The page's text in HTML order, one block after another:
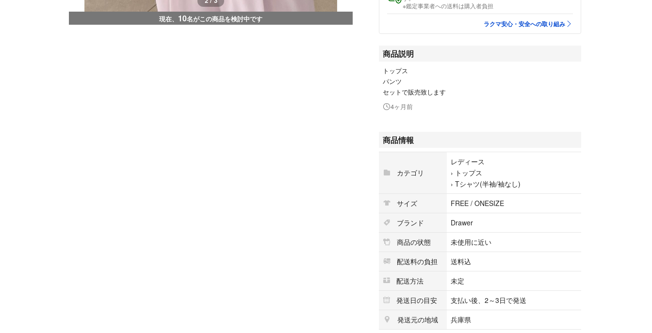
現在、 10名がこの商品を検討中です
※鑑定事業者への送料は購入者負担
ラクマ安心・安全への取り組み
商品説明
トップス
パンツ
セットで販売致します
4ヶ月前
商品情報
カテゴリ
レディース
› トップス
› Tシャツ(半袖/袖なし)
サイズ
FREE / ONESIZE
ブランド
Drawer
商品の状態
未使用に近い
配送料の負担
送料込
配送方法
未定
発送日の目安
支払い後、2～3日で発送
発送元の地域
兵庫県